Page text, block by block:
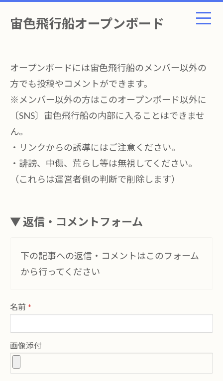
宙色飛行船オープンボード
オープンボードには宙色飛行船のメンバー以外の
方でも投稿やコメントができます。
※メンバー以外の方はこのオープンボード以外に
〔SNS〕宙色飛行船の内部に入ることはできませ
ん。
・リンクからの誘導にはご注意ください。
・誹謗、中傷、荒らし等は無視してください。
（これらは運営者側の判断で削除します）
▼ 返信・コメントフォーム
下の記事への返信・コメントはこのフォーム
から行ってください
名前
画像添付